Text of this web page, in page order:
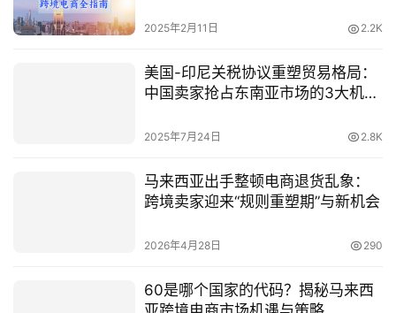
2025年2月11日 2.2K
美国-印尼关税协议重塑贸易格局：
中国卖家抢占东南亚市场的3大机遇
2025年7月24日 2.8K
马来西亚出手整顿电商退货乱象：
跨境卖家迎来“规则重塑期”与新机会
2026年4月28日 290
60是哪个国家的代码？揭秘马来西